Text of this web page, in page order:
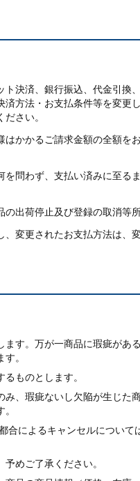
決済、銀行振込、代金引
方法・お支払条件等を変
さい。
かかるご請求金額の全額
問わず、支払い済みに至る
出荷停止及び登録の取消等
変更されたお支払方法は
す。万が一商品に瑕疵が
。
ものとします。
、瑕疵ないし欠陥が生じ
合によるキャンセルについ
めご了承ください。